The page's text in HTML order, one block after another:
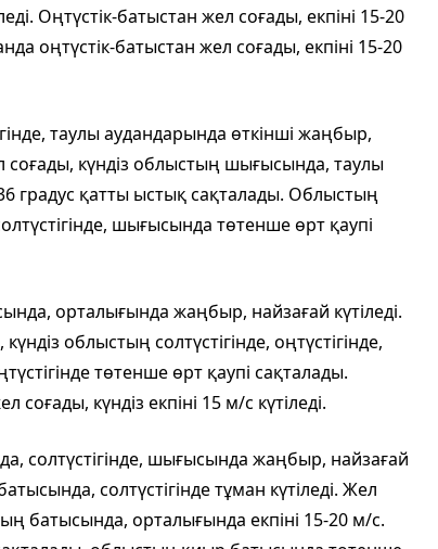
Оңтүстік-батыстан жел соғады, екпіні 15-20
оңтүстік-батыстан жел соғады, екпіні 15-20
таулы аудандарында өткінші жаңбыр,
соғады, күндіз облыстың шығысында, таулы
градус қатты ыстық сақталады. Облыстың
шығысында төтенше өрт қаупі
орталығында жаңбыр, найзағай күтіледі.
облыстың солтүстігінде, оңтүстігінде,
төтенше өрт қаупі сақталады.
күндіз екпіні 15 м/с күтіледі.
солтүстігінде, шығысында жаңбыр, найзағай
солтүстігінде тұман күтіледі. Жел
батысында, орталығында екпіні 15-20 м/с.